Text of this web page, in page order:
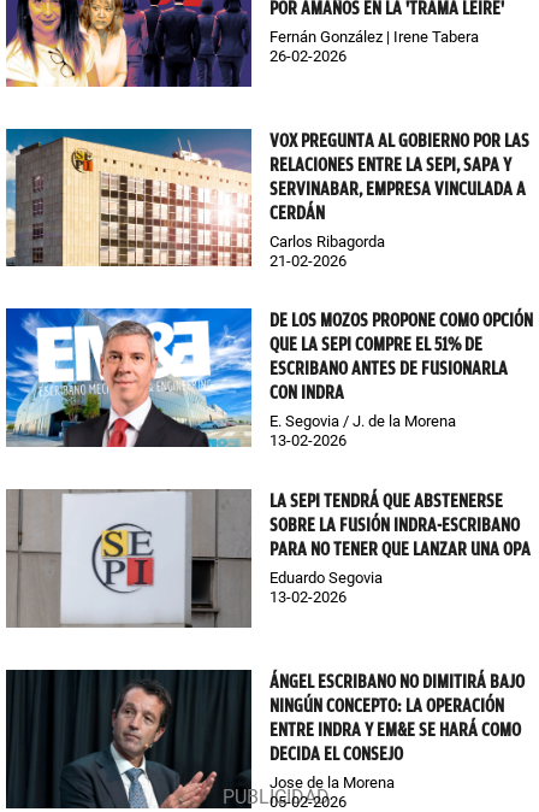
POR AMAÑOS EN LA 'TRAMA LEIRE'
Fernán González | Irene Tabera
26-02-2026
VOX PREGUNTA AL GOBIERNO POR LAS
RELACIONES ENTRE LA SEPI, SAPA Y
SERVINABAR, EMPRESA VINCULADA A
CERDÁN
Carlos Ribagorda
21-02-2026
DE LOS MOZOS PROPONE COMO OPCIÓN
QUE LA SEPI COMPRE EL 51% DE
ESCRIBANO ANTES DE FUSIONARLA
CON INDRA
E. Segovia / J. de la Morena
13-02-2026
LA SEPI TENDRÁ QUE ABSTENERSE
SOBRE LA FUSIÓN INDRA-ESCRIBANO
PARA NO TENER QUE LANZAR UNA OPA
Eduardo Segovia
13-02-2026
ÁNGEL ESCRIBANO NO DIMITIRÁ BAJO
NINGÚN CONCEPTO: LA OPERACIÓN
ENTRE INDRA Y EM&E SE HARÁ COMO
DECIDA EL CONSEJO
Jose de la Morena
05-02-2026